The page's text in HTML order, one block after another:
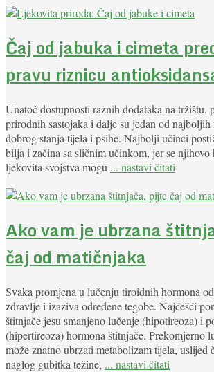
Čaj od jabuka i cimeta
pravu riznicu
Unatoč dostupnosti raznih dodataka na tržištu,
prirodnih sastojaka i dalje su jedan od najboljih
dobrog stanja tijela i psihe. Najbolji učinci
bilja i začina sa sličnim učinkom, jer se njihovo
ljekovita svojstva mogu ... nastavi čitati
Ako vam je ubrzana
čaj od matičnjaka
Svaka promjena u lučenju tiroidnih hormona
zdravlje i izaziva određene tegobe. Najčešći
štitnjače jesu smanjeno lučenje (hipotireoza) i
(hipertireoza) hormona štitnjače. Prekomjerno
može znatno ubrzati metabolizam tijela, uslijed
naglog gubitka težine, ... nastavi čitati